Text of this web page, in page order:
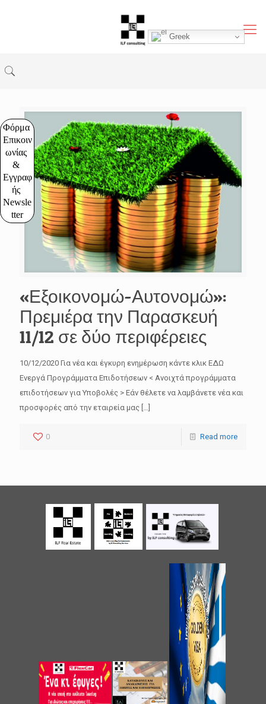
Φόρμα
Επικοιν
ωνίας
&
Εγγραφ
ής
Newsle
tter
«Εξοικονομώ-Αυτονομώ»:
Πρεμιέρα την Παρασκευή
11/12 σε δύο περιφέρειες
10/12/2020 Για νέα και έγκυρη ενημέρωση κάντε κλικ ΕΔΩ
Ενεργά Προγράμματα Επιδοτήσεων < Ανοιχτά προγράμματα
επιδοτήσεων για Υποβολές > Εάν θέλετε να λαμβάνετε νέα και
προσφορές από την εταιρεία μας
0 Read more
Greek